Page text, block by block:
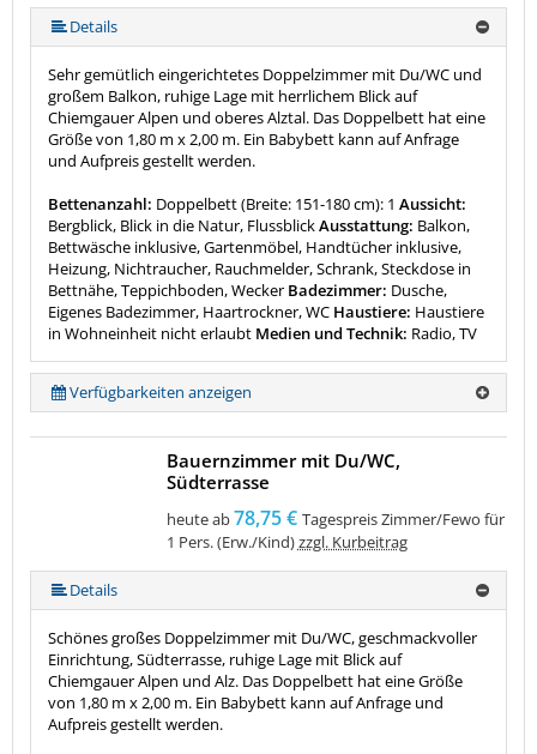
Details
Sehr gemütlich eingerichtetes Doppelzimmer mit Du/WC und
großem Balkon, ruhige Lage mit herrlichem Blick auf
Chiemgauer Alpen und oberes Alztal. Das Doppelbett hat eine
Größe von 1,80 m x 2,00 m. Ein Babybett kann auf Anfrage
und Aufpreis gestellt werden.
Bettenanzahl: Doppelbett (Breite: 151-180 cm): 1 Aussicht:
Bergblick, Blick in die Natur, FlussblickAusstattung: Balkon,
Bettwäsche inklusive, Gartenmöbel, Handtücher inklusive,
Heizung, Nichtraucher, Rauchmelder, Schrank, Steckdose in
Bettnähe, Teppichboden, Wecker Badezimmer: Dusche,
Eigenes Badezimmer, Haartrockner, WC Haustiere: Haustiere
in Wohneinheit nicht erlaubt Medien und Technik: Radio, TV
Verfügbarkeiten anzeigen
Bauernzimmer mit Du/WC,
Südterrasse
heute ab78,75 € Tagespreis Zimmer/Fewo für
1 Pers. (Erw./Kind)zzgl. Kurbeitrag
Details
Schönes großes Doppelzimmer mit Du/WC, geschmackvoller
Einrichtung, Südterrasse, ruhige Lage mit Blick auf
Chiemgauer Alpen und Alz. Das Doppelbett hat eine Größe
von 1,80 m x 2,00 m. Ein Babybett kann auf Anfrage und
Aufpreis gestellt werden.